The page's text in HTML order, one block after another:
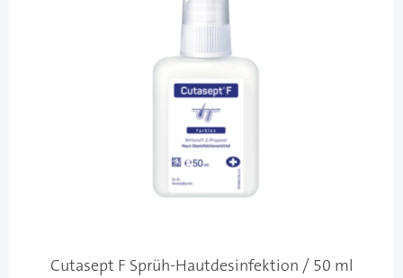
Cutasept F Sprüh-Hautdesinfektion / 50 ml